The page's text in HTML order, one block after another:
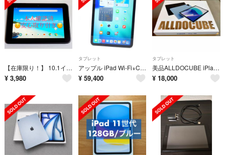
【在庫限り！】 10.1インチ 日本製 Android タブレット 本体
¥ 3,980
タブレット
アップル iPad Wi-Fi+Cellular 256GB MQ6T3J/A
¥ 59,400
タブレット
美品ALLDOCUBE iPlay70E(2025) 11インチタブレット 4G SIM対応
¥ 18,000